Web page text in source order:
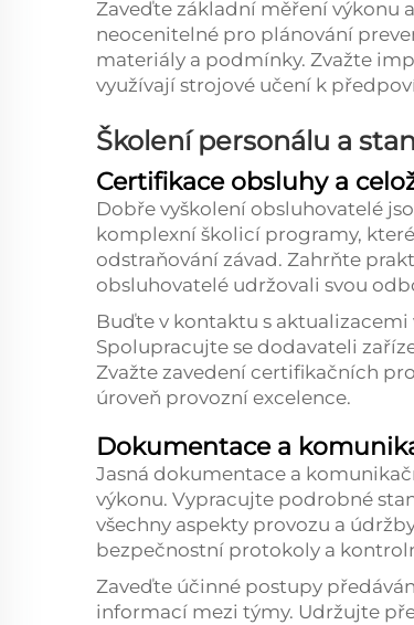
Zaveďte základní měření výkonu
neocenitelné pro plánování
materiály a podmínky. Zvažte
využívají strojové učení k
Školení personálu a
Certifikace obsluhy a
Dobře vyškolení obsluhovatelé
komplexní školicí programy,
odstraňování závad. Zahrňte
obsluhovatelé udržovali svou
Buďte v kontaktu s
Spolupracujte se dodavateli
Zvažte zavedení certifikačních
úroveň provozní excelence.
Dokumentace a
Jasná dokumentace a
výkonu. Vypracujte podrobné
všechny aspekty provozu a
bezpečnostní protokoly a
Zaveďte účinné postupy
informací mezi týmy. Udržujte